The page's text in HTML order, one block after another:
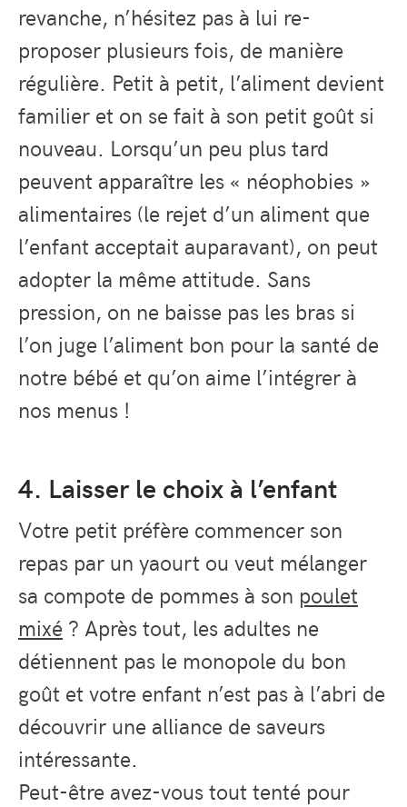
revanche, n’hésitez pas à lui re-
proposer plusieurs fois, de manière
régulière. Petit à petit, l’aliment devient
familier et on se fait à son petit goût si
nouveau. Lorsqu’un peu plus tard
peuvent apparaître les « néophobies »
alimentaires (le rejet d’un aliment que
l’enfant acceptait auparavant), on peut
adopter la même attitude. Sans
pression, on ne baisse pas les bras si
l’on juge l’aliment bon pour la santé de
notre bébé et qu’on aime l’intégrer à
nos menus !
4. Laisser le choix à l’enfant
Votre petit préfère commencer son
repas par un yaourt ou veut mélanger
sa compote de pommes à son poulet
mixé ? Après tout, les adultes ne
détiennent pas le monopole du bon
goût et votre enfant n’est pas à l’abri de
découvrir une alliance de saveurs
intéressante.
Peut-être avez-vous tout tenté pour